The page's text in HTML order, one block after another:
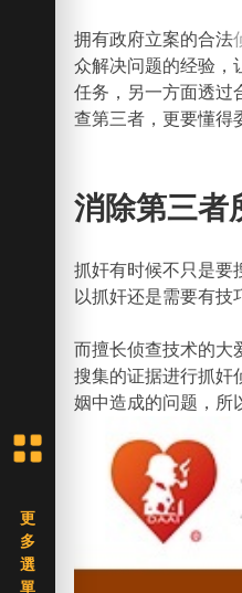
拥有政府立案的合法
众解决问题的经验，
任务，另一方面透过
查第三者，更要懂得
消除第三者
抓奸有时候不只是要
以抓奸还是需要有技
而擅长侦查技术的大
搜集的证据进行抓奸
姻中造成的问题，所